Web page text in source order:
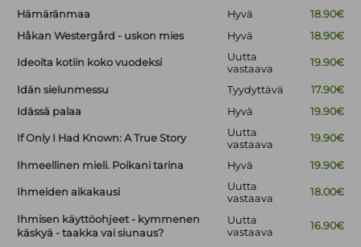
Hämäränmaa
Hyvä
18.90€
Håkan Westergård - uskon mies
Hyvä 18.90€
Ideoita kotiin koko vuodeksi
Uutta
vastaava
19.90€
Idän sielunmessu Tyydyttävä
17.90€
Idässä palaa
Hyvä 19.90€
If Only I Had Known: A True Story
Uutta
vastaava
19.90€
Ihmeellinen mieli. Poikani tarina Hyvä 19.90€
Ihmeiden aikakausi
Uutta
vastaava
18.00€
Ihmisen käyttöohjeet - kymmenen
käskyä - taakka vai siunaus?
Uutta
vastaava
16.90€